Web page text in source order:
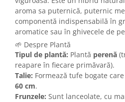
aroma sa puternică, puternic
componentă indispensabilă în
aromatice sau în ghivecele de
🌱 Despre Plantă
Tipul de plantă: Plantă perenă
reapare în fiecare primăvară).
Talie: Formează tufe bogate
60 cm.
Frunzele: Sunt lanceolate, cu